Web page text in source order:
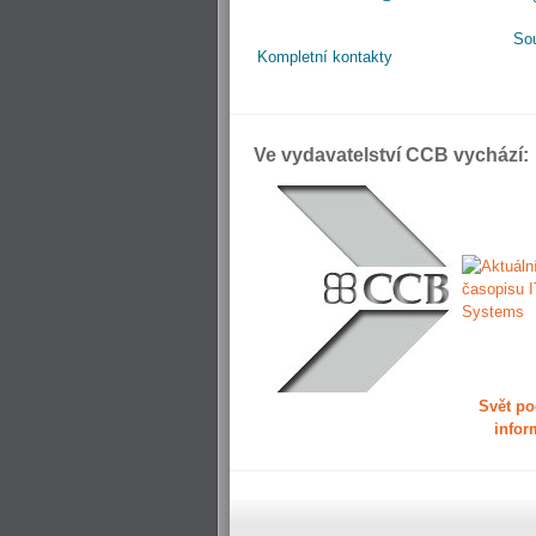
Kompletní kontakty
Ve vydavatelství CCB vychází:
Svět